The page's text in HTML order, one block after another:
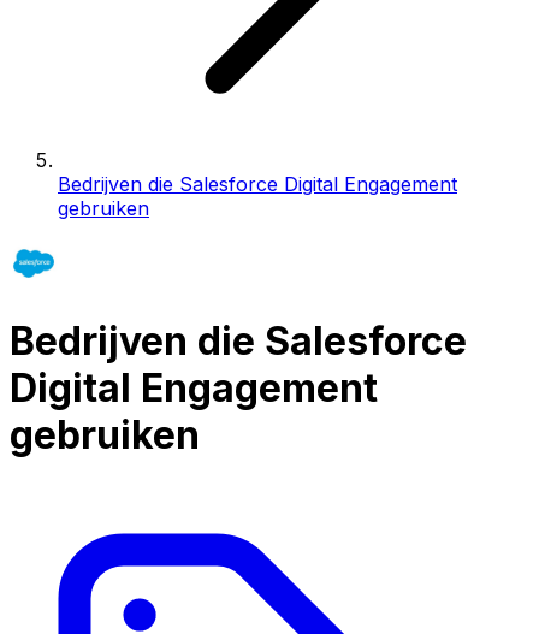
Bedrijven die Salesforce Digital Engagement
gebruiken
Bedrijven die Salesforce
Digital Engagement
gebruiken